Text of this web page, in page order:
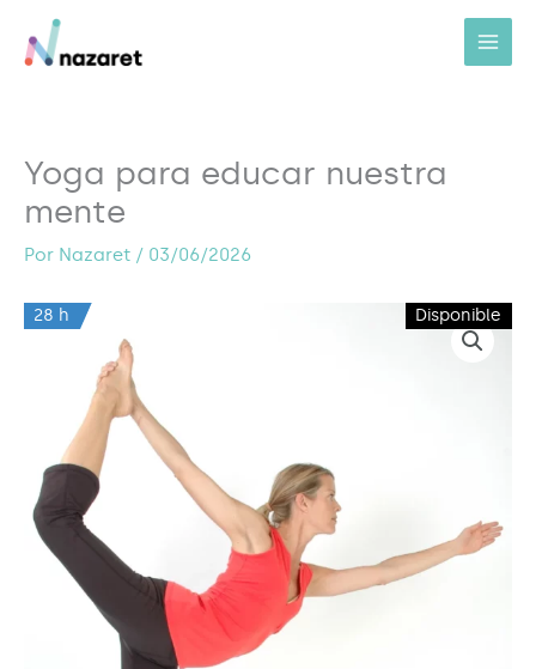
contenido
Yoga para educar nuestra
mente
Por Nazaret / 03/06/2026
28 h Disponible